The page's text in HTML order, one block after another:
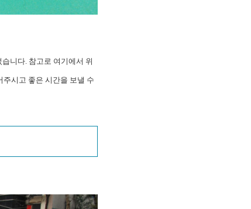
니다. 참고로 여기에서 위
시고 좋은 시간을 보낼 수